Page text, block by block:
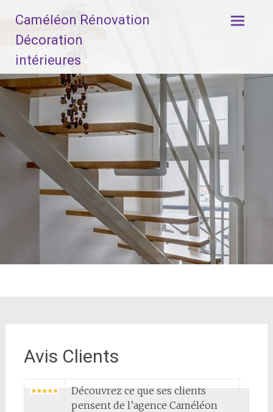
contenu
Caméléon Rénovation
Décoration
intérieures
Avis Clients
Découvrez ce que ses clients
pensent de l’agence Caméléon